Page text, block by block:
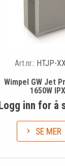
Art.nr.: HTJP-
Wimpel GW Jet
1650W
Logg inn for å
SE MER